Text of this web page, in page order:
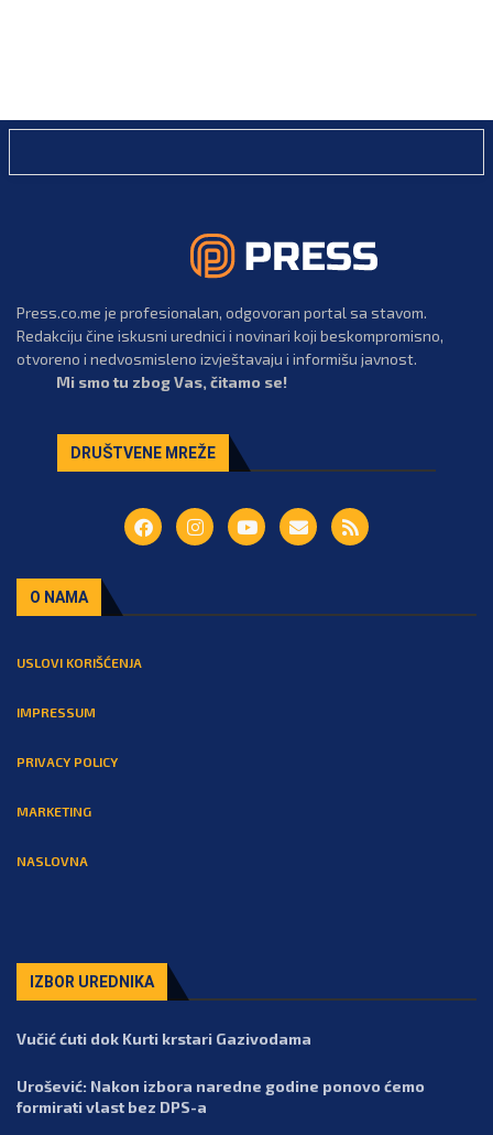
Press.co.me je profesionalan, odgovoran portal sa stavom.
Redakciju čine iskusni urednici i novinari koji beskompromisno,
otvoreno i nedvosmisleno izvještavaju i informišu javnost.
Mi smo tu zbog Vas, čitamo se!
DRUŠTVENE MREŽE
O NAMA
USLOVI KORIŠĆENJA
IMPRESSUM
PRIVACY POLICY
MARKETING
NASLOVNA
IZBOR UREDNIKA
Vučić ćuti dok Kurti krstari Gazivodama
Urošević: Nakon izbora naredne godine ponovo ćemo
formirati vlast bez DPS-a